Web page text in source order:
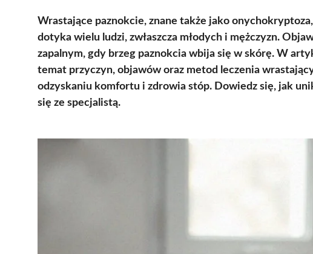
Wrastające paznokcie, znane także jako
dotyka wielu ludzi, zwłaszcza młodych i mężczyzn.
zapalnym, gdy brzeg paznokcia wbija się w skórę. W
temat przyczyn, objawów oraz metod leczenia
odzyskaniu komfortu i zdrowia stóp. Dowiedz się, jak
się ze specjalistą.